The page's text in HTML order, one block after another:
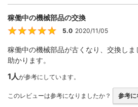
稼働中の機械部品の交換
5
5.0 2020/11/05
稼働中の機械部品が古くなり、交換し
助かります。
1人が参考にしています。
このレビューは参考になりましたか？ 参考に